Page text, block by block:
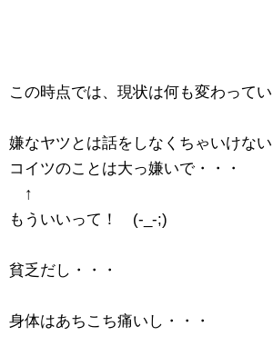
この時点では、現状は何も変わって
嫌なヤツとは話をしなくちゃいけな
コイツのことは大っ嫌いで・・・
↑
もういいって！ (-_-;)
貧乏だし・・・
身体はあちこち痛いし・・・